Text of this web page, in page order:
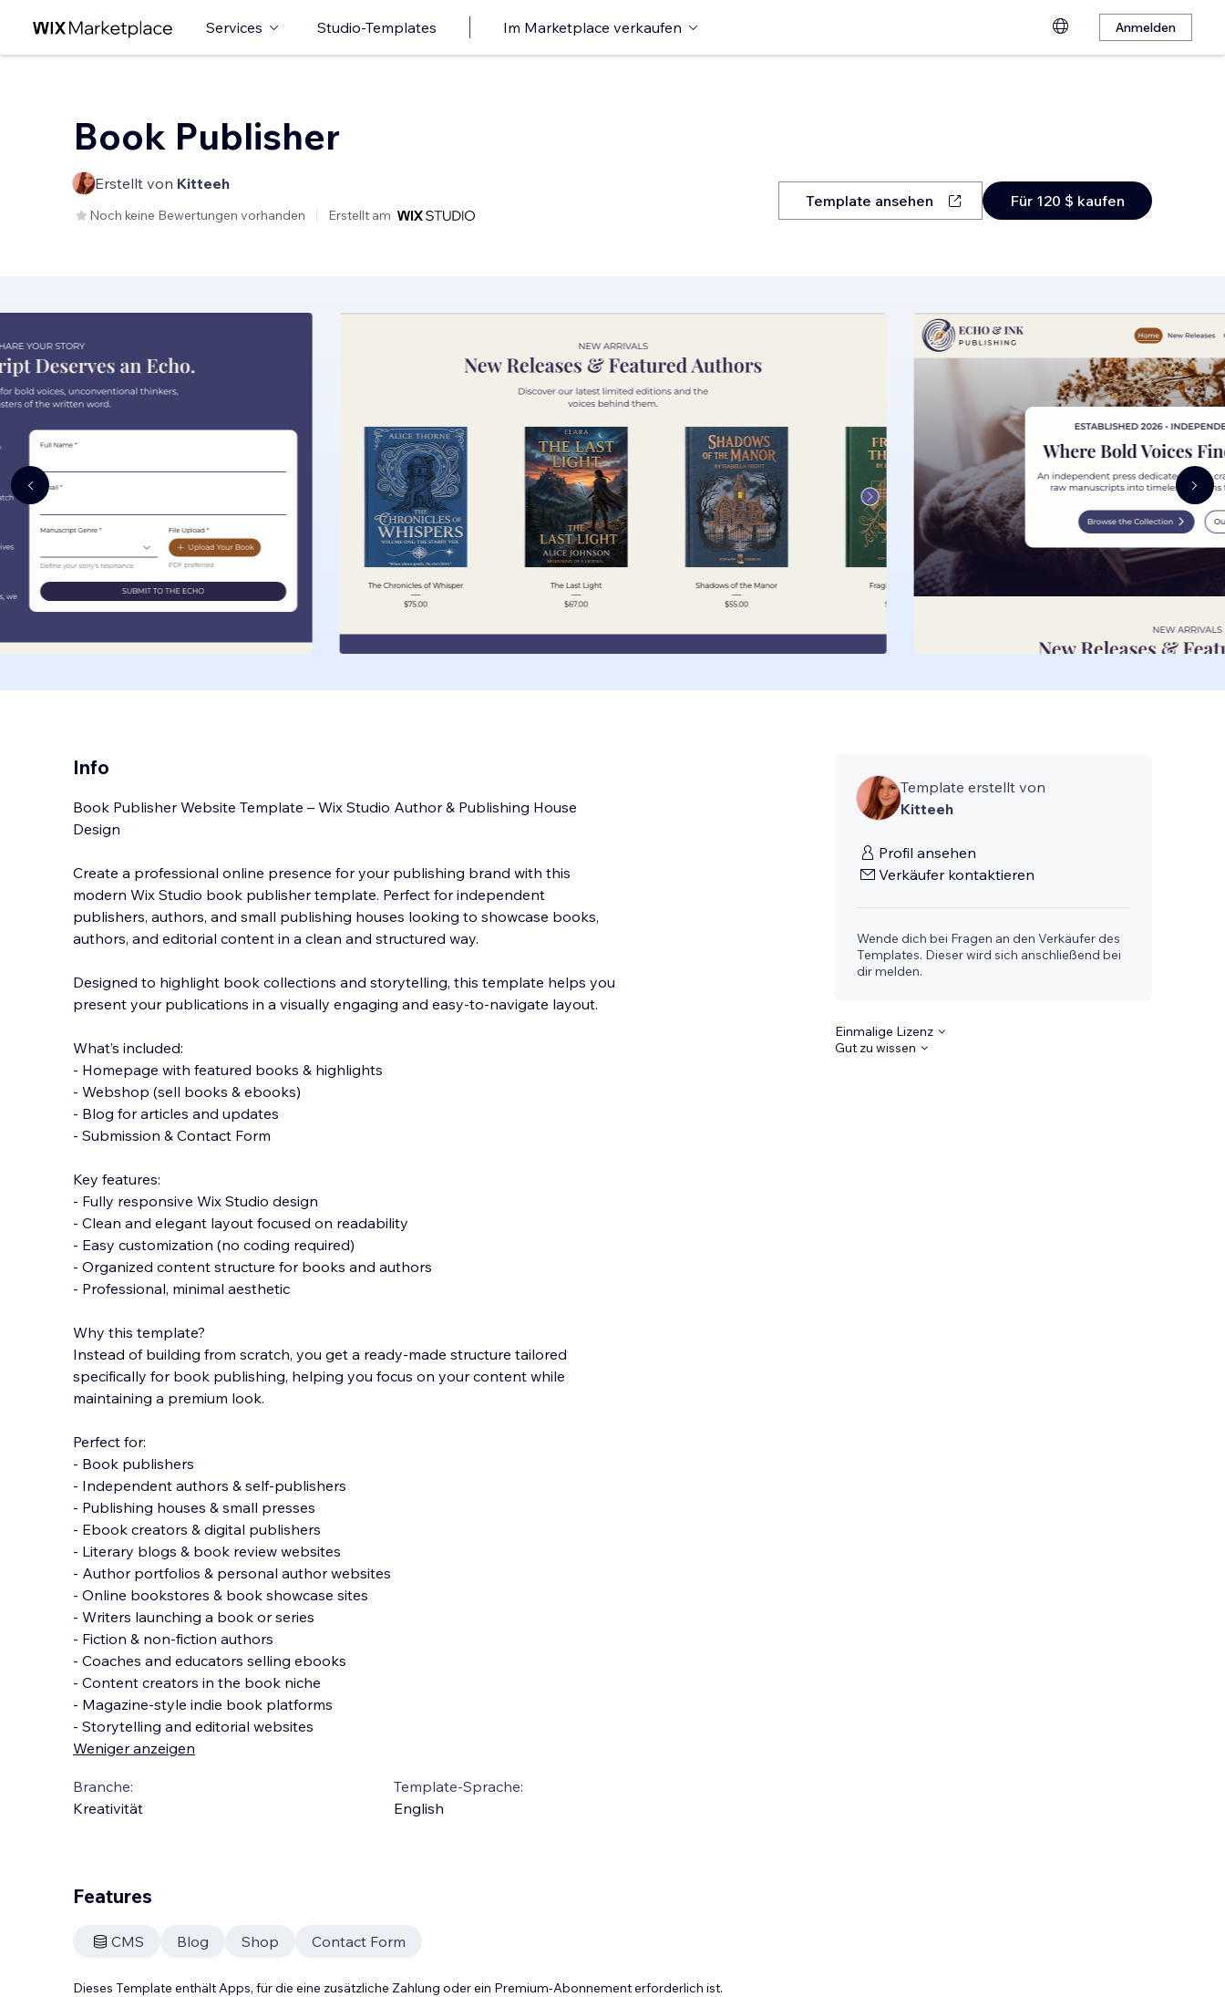
Services Studio-Templates Im Marketplace verkaufen Anmelden
Book Publisher
Erstellt von Kitteeh
Noch keine Bewertungen vorhanden Erstellt am
Template ansehen Für 120 $ kaufen
Info
Book Publisher Website Template – Wix Studio Author & Publishing House
Design
Create a professional online presence for your publishing brand with this
modern Wix Studio book publisher template. Perfect for independent
publishers, authors, and small publishing houses looking to showcase books,
authors, and editorial content in a clean and structured way.
Designed to highlight book collections and storytelling, this template helps you
present your publications in a visually engaging and easy-to-navigate layout.
What’s included:
- Homepage with featured books & highlights
- Webshop (sell books & ebooks)
- Blog for articles and updates
- Submission & Contact Form
Key features:
- Fully responsive Wix Studio design
- Clean and elegant layout focused on readability
- Easy customization (no coding required)
- Organized content structure for books and authors
- Professional, minimal aesthetic
Why this template?
Instead of building from scratch, you get a ready-made structure tailored
specifically for book publishing, helping you focus on your content while
maintaining a premium look.
Perfect for:
- Book publishers
- Independent authors & self-publishers
- Publishing houses & small presses
- Ebook creators & digital publishers
- Literary blogs & book review websites
- Author portfolios & personal author websites
- Online bookstores & book showcase sites
- Writers launching a book or series
- Fiction & non-fiction authors
- Coaches and educators selling ebooks
- Content creators in the book niche
- Magazine-style indie book platforms
- Storytelling and editorial websites
Weniger anzeigen
Branche:
Kreativität
Template-Sprache:
English
Template erstellt von
Kitteeh
Profil ansehen
Verkäufer kontaktieren
Wende dich bei Fragen an den Verkäufer des
Templates. Dieser wird sich anschließend bei
dir melden.
Einmalige Lizenz
Gut zu wissen
Features
CMS Blog Shop Contact Form
Dieses Template enthält Apps, für die eine zusätzliche Zahlung oder ein Premium-Abonnement erforderlich ist.